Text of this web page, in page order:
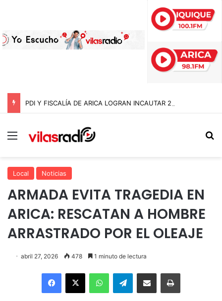
Menú
Local Noticias
ARMADA EVITA TRAGEDIA EN
ARICA: RESCATAN A HOMBRE
ARRASTRADO POR EL OLEAJE
abril 27, 2026 478 1 minuto de lectura
Facebook
X WhatsAppTelegramEnviar vía email Imprimir